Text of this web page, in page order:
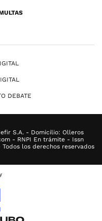
DEBATE
S.A. - Domicilio: Olleros
- RNPI En trámite - Issn
los derechos reservados